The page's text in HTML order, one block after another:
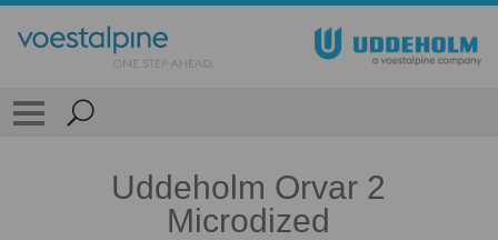
Uddeholm Orvar 2
Microdized